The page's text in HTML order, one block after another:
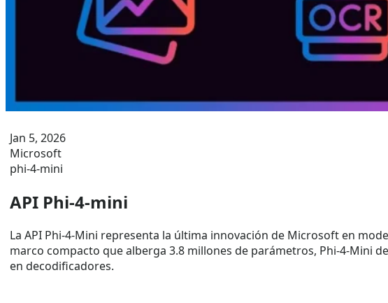
Jan 5, 2026
Microsoft
phi-4-mini
API Phi-4-mini
La API Phi-4-Mini representa la última innovación de Microsoft en
marco compacto que alberga 3.8 millones de parámetros, Phi-4-Mini
en decodificadores.